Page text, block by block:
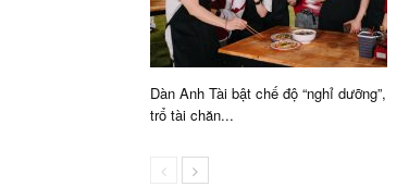
Dàn Anh Tài bật chế độ “nghỉ dưỡng”,
trổ tài chăn...